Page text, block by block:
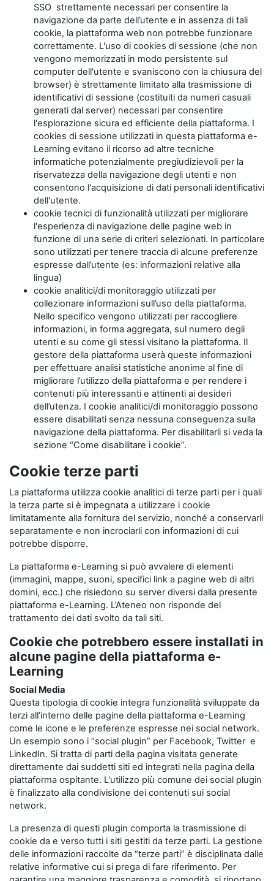
SSO strettamente necessari per consentire la
navigazione da parte dell’utente e in assenza di tali
cookie, la piattaforma web non potrebbe funzionare
correttamente. L'uso di cookies di sessione (che non
vengono memorizzati in modo persistente sul
computer dell'utente e svaniscono con la chiusura del
browser) è strettamente limitato alla trasmissione di
identificativi di sessione (costituiti da numeri casuali
generati dal server) necessari per consentire
l'esplorazione sicura ed efficiente della piattaforma. I
cookies di sessione utilizzati in questa piattaforma e-
Learning evitano il ricorso ad altre tecniche
informatiche potenzialmente pregiudizievoli per la
riservatezza della navigazione degli utenti e non
consentono l'acquisizione di dati personali identificativi
dell'utente.
cookie tecnici di funzionalità utilizzati per migliorare
l'esperienza di navigazione delle pagine web in
funzione di una serie di criteri selezionati. In particolare
sono utilizzati per tenere traccia di alcune preferenze
espresse dall’utente (es: informazioni relative alla
lingua)
cookie analitici/di monitoraggio utilizzati per
collezionare informazioni sull’uso della piattaforma.
Nello specifico vengono utilizzati per raccogliere
informazioni, in forma aggregata, sul numero degli
utenti e su come gli stessi visitano la piattaforma. Il
gestore della piattaforma userà queste informazioni
per effettuare analisi statistiche anonime al fine di
migliorare l’utilizzo della piattaforma e per rendere i
contenuti più interessanti e attinenti ai desideri
dell’utenza. I cookie analitici/di monitoraggio possono
essere disabilitati senza nessuna conseguenza sulla
navigazione della piattaforma. Per disabilitarli si veda la
sezione “Come disabilitare i cookie”.
Cookie terze parti
La piattaforma utilizza cookie analitici di terze parti per i quali
la terza parte si è impegnata a utilizzare i cookie
limitatamente alla fornitura del servizio, nonché a conservarli
separatamente e non incrociarli con informazioni di cui
potrebbe disporre.
La piattaforma e-Learning si può avvalere di elementi
(immagini, mappe, suoni, specifici link a pagine web di altri
domini, ecc.) che risiedono su server diversi dalla presente
piattaforma e-Learning. L’Ateneo non risponde del
trattamento dei dati svolto da tali siti.
Cookie che potrebbero essere installati in
alcune pagine della piattaforma e-
Learning
Social Media
Questa tipologia di cookie integra funzionalità sviluppate da
terzi all’interno delle pagine della piattaforma e-Learning
come le icone e le preferenze espresse nei social network.
Un esempio sono i “social plugin” per Facebook, Twitter e
LinkedIn. Si tratta di parti della pagina visitata generate
direttamente dai suddetti siti ed integrati nella pagina della
piattaforma ospitante. L'utilizzo più comune dei social plugin
è finalizzato alla condivisione dei contenuti sui social
network.
La presenza di questi plugin comporta la trasmissione di
cookie da e verso tutti i siti gestiti da terze parti. La gestione
delle informazioni raccolte da “terze parti” è disciplinata dalle
relative informative cui si prega di fare riferimento. Per